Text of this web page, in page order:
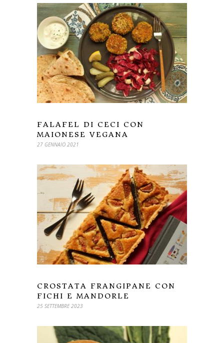
FALAFEL DI CECI CON
MAIONESE VEGANA
27 GENNAIO 2021
CROSTATA FRANGIPANE CON
FICHI E MANDORLE
25 SETTEMBRE 2023